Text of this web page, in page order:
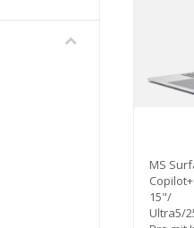
MS
15"/
Ultra5/